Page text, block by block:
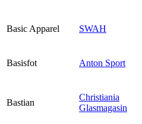
Basic Apparel SWAH
Basisfot Anton Sport
Bastian
Christiania
Glasmagasin